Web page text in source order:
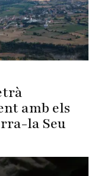
amb els
la Seu